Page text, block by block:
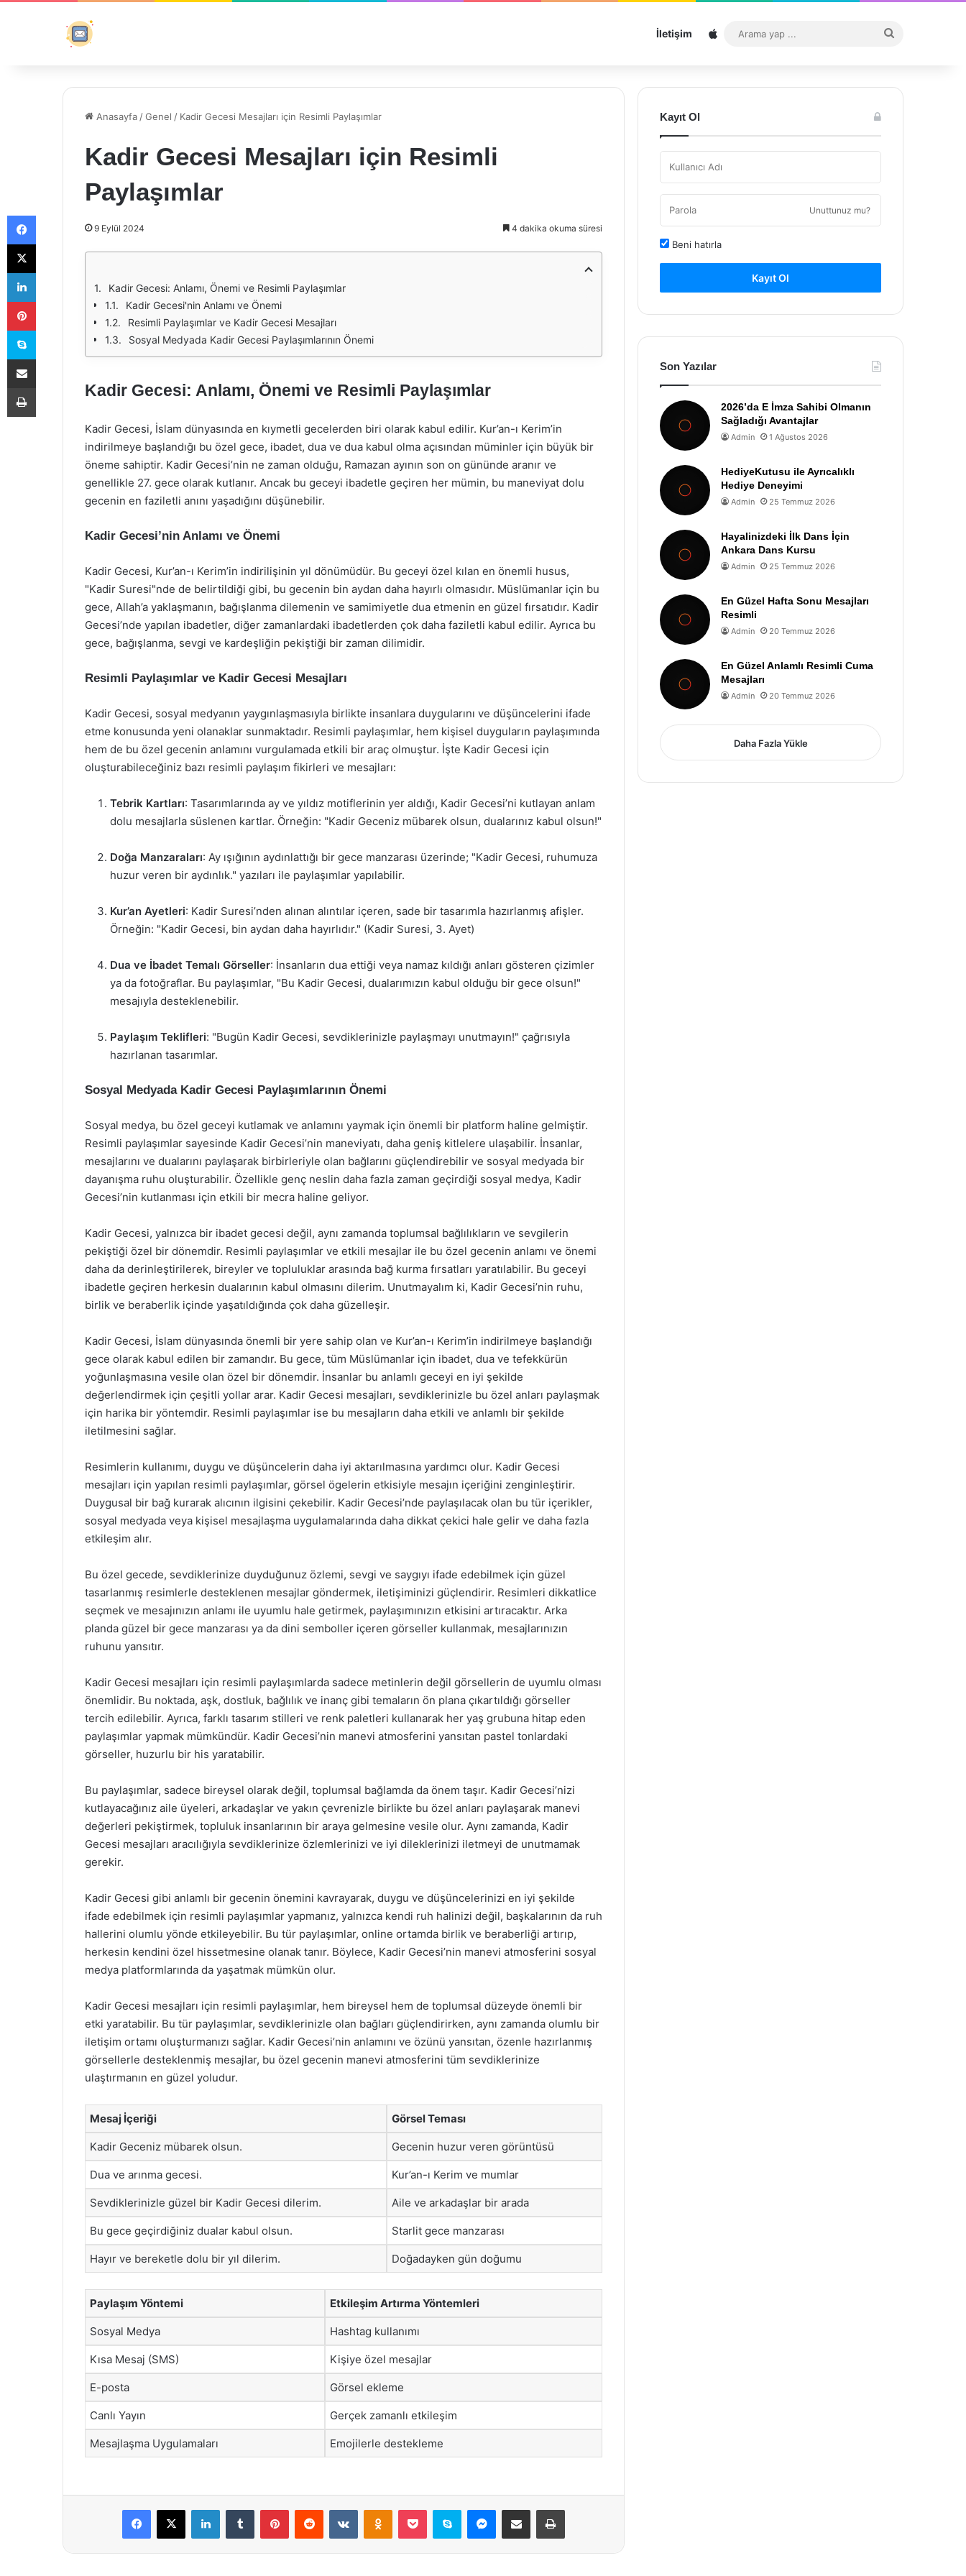
İletişim Sitemap
...
Anasayfa /Genel / Kadir Gecesi Mesajları için Resimli Paylaşımlar
Kadir Gecesi Mesajları için Resimli
Paylaşımlar
9 Eylül 2024 4 dakika okuma süresi
Kadir Gecesi: Anlamı, Önemi ve Resimli Paylaşımlar
Kadir Gecesi'nin Anlamı ve Önemi
Resimli Paylaşımlar ve Kadir Gecesi Mesajları
Sosyal Medyada Kadir Gecesi Paylaşımlarının Önemi
Kadir Gecesi: Anlamı, Önemi ve Resimli Paylaşımlar
Kadir Gecesi, İslam dünyasında en kıymetli gecelerden biri olarak kabul edilir. Kur’an-ı Kerim’in
indirilmeye başlandığı bu özel gece, ibadet, dua ve dua kabul olma açısından müminler için büyük bir
öneme sahiptir. Kadir Gecesi’nin ne zaman olduğu, Ramazan ayının son on gününde aranır ve
genellikle 27. gece olarak kutlanır. Ancak bu geceyi ibadetle geçiren her mümin, bu maneviyat dolu
gecenin en faziletli anını yaşadığını düşünebilir.
Kadir Gecesi’nin Anlamı ve Önemi
Kadir Gecesi, Kur’an-ı Kerim’in indirilişinin yıl dönümüdür. Bu geceyi özel kılan en önemli husus,
"Kadir Suresi"nde de belirtildiği gibi, bu gecenin bin aydan daha hayırlı olmasıdır. Müslümanlar için bu
gece, Allah’a yaklaşmanın, bağışlanma dilemenin ve samimiyetle dua etmenin en güzel fırsatıdır. Kadir
Gecesi’nde yapılan ibadetler, diğer zamanlardaki ibadetlerden çok daha faziletli kabul edilir. Ayrıca bu
gece, bağışlanma, sevgi ve kardeşliğin pekiştiği bir zaman dilimidir.
Resimli Paylaşımlar ve Kadir Gecesi Mesajları
Kadir Gecesi, sosyal medyanın yaygınlaşmasıyla birlikte insanlara duygularını ve düşüncelerini ifade
etme konusunda yeni olanaklar sunmaktadır. Resimli paylaşımlar, hem kişisel duyguların paylaşımında
hem de bu özel gecenin anlamını vurgulamada etkili bir araç olmuştur. İşte Kadir Gecesi için
oluşturabileceğiniz bazı resimli paylaşım fikirleri ve mesajları:
Tebrik Kartları: Tasarımlarında ay ve yıldız motiflerinin yer aldığı, Kadir Gecesi’ni kutlayan anlam
dolu mesajlarla süslenen kartlar. Örneğin: "Kadir Geceniz mübarek olsun, dualarınız kabul olsun!"
Doğa Manzaraları: Ay ışığının aydınlattığı bir gece manzarası üzerinde; "Kadir Gecesi, ruhumuza
huzur veren bir aydınlık." yazıları ile paylaşımlar yapılabilir.
Kur’an Ayetleri: Kadir Suresi’nden alınan alıntılar içeren, sade bir tasarımla hazırlanmış afişler.
Örneğin: "Kadir Gecesi, bin aydan daha hayırlıdır." (Kadir Suresi, 3. Ayet)
Dua ve İbadet Temalı Görseller: İnsanların dua ettiği veya namaz kıldığı anları gösteren çizimler
ya da fotoğraflar. Bu paylaşımlar, "Bu Kadir Gecesi, dualarımızın kabul olduğu bir gece olsun!"
mesajıyla desteklenebilir.
Paylaşım Teklifleri: "Bugün Kadir Gecesi, sevdiklerinizle paylaşmayı unutmayın!" çağrısıyla
hazırlanan tasarımlar.
Sosyal Medyada Kadir Gecesi Paylaşımlarının Önemi
Sosyal medya, bu özel geceyi kutlamak ve anlamını yaymak için önemli bir platform haline gelmiştir.
Resimli paylaşımlar sayesinde Kadir Gecesi’nin maneviyatı, daha geniş kitlelere ulaşabilir. İnsanlar,
mesajlarını ve dualarını paylaşarak birbirleriyle olan bağlarını güçlendirebilir ve sosyal medyada bir
dayanışma ruhu oluşturabilir. Özellikle genç neslin daha fazla zaman geçirdiği sosyal medya, Kadir
Gecesi’nin kutlanması için etkili bir mecra haline geliyor.
Kadir Gecesi, yalnızca bir ibadet gecesi değil, aynı zamanda toplumsal bağlılıkların ve sevgilerin
pekiştiği özel bir dönemdir. Resimli paylaşımlar ve etkili mesajlar ile bu özel gecenin anlamı ve önemi
daha da derinleştirilerek, bireyler ve topluluklar arasında bağ kurma fırsatları yaratılabilir. Bu geceyi
ibadetle geçiren herkesin dualarının kabul olmasını dilerim. Unutmayalım ki, Kadir Gecesi’nin ruhu,
birlik ve beraberlik içinde yaşatıldığında çok daha güzelleşir.
Kadir Gecesi, İslam dünyasında önemli bir yere sahip olan ve Kur’an-ı Kerim’in indirilmeye başlandığı
gece olarak kabul edilen bir zamandır. Bu gece, tüm Müslümanlar için ibadet, dua ve tefekkürün
yoğunlaşmasına vesile olan özel bir dönemdir. İnsanlar bu anlamlı geceyi en iyi şekilde
değerlendirmek için çeşitli yollar arar. Kadir Gecesi mesajları, sevdiklerinizle bu özel anları paylaşmak
için harika bir yöntemdir. Resimli paylaşımlar ise bu mesajların daha etkili ve anlamlı bir şekilde
iletilmesini sağlar.
Resimlerin kullanımı, duygu ve düşüncelerin daha iyi aktarılmasına yardımcı olur. Kadir Gecesi
mesajları için yapılan resimli paylaşımlar, görsel ögelerin etkisiyle mesajın içeriğini zenginleştirir.
Duygusal bir bağ kurarak alıcının ilgisini çekebilir. Kadir Gecesi’nde paylaşılacak olan bu tür içerikler,
sosyal medyada veya kişisel mesajlaşma uygulamalarında daha dikkat çekici hale gelir ve daha fazla
etkileşim alır.
Bu özel gecede, sevdiklerinize duyduğunuz özlemi, sevgi ve saygıyı ifade edebilmek için güzel
tasarlanmış resimlerle desteklenen mesajlar göndermek, iletişiminizi güçlendirir. Resimleri dikkatlice
seçmek ve mesajınızın anlamı ile uyumlu hale getirmek, paylaşımınızın etkisini artıracaktır. Arka
planda güzel bir gece manzarası ya da dini semboller içeren görseller kullanmak, mesajlarınızın
ruhunu yansıtır.
Kadir Gecesi mesajları için resimli paylaşımlarda sadece metinlerin değil görsellerin de uyumlu olması
önemlidir. Bu noktada, aşk, dostluk, bağlılık ve inanç gibi temaların ön plana çıkartıldığı görseller
tercih edilebilir. Ayrıca, farklı tasarım stilleri ve renk paletleri kullanarak her yaş grubuna hitap eden
paylaşımlar yapmak mümkündür. Kadir Gecesi’nin manevi atmosferini yansıtan pastel tonlardaki
görseller, huzurlu bir his yaratabilir.
Bu paylaşımlar, sadece bireysel olarak değil, toplumsal bağlamda da önem taşır. Kadir Gecesi’nizi
kutlayacağınız aile üyeleri, arkadaşlar ve yakın çevrenizle birlikte bu özel anları paylaşarak manevi
değerleri pekiştirmek, topluluk insanlarının bir araya gelmesine vesile olur. Aynı zamanda, Kadir
Gecesi mesajları aracılığıyla sevdiklerinize özlemlerinizi ve iyi dileklerinizi iletmeyi de unutmamak
gerekir.
Kadir Gecesi gibi anlamlı bir gecenin önemini kavrayarak, duygu ve düşüncelerinizi en iyi şekilde
ifade edebilmek için resimli paylaşımlar yapmanız, yalnızca kendi ruh halinizi değil, başkalarının da ruh
hallerini olumlu yönde etkileyebilir. Bu tür paylaşımlar, online ortamda birlik ve beraberliği artırıp,
herkesin kendini özel hissetmesine olanak tanır. Böylece, Kadir Gecesi’nin manevi atmosferini sosyal
medya platformlarında da yaşatmak mümkün olur.
Kadir Gecesi mesajları için resimli paylaşımlar, hem bireysel hem de toplumsal düzeyde önemli bir
etki yaratabilir. Bu tür paylaşımlar, sevdiklerinizle olan bağları güçlendirirken, aynı zamanda olumlu bir
iletişim ortamı oluşturmanızı sağlar. Kadir Gecesi’nin anlamını ve özünü yansıtan, özenle hazırlanmış
görsellerle desteklenmiş mesajlar, bu özel gecenin manevi atmosferini tüm sevdiklerinize
ulaştırmanın en güzel yoludur.
Mesaj İçeriği Görsel Teması
Kadir Geceniz mübarek olsun. Gecenin huzur veren görüntüsü
Dua ve arınma gecesi. Kur’an-ı Kerim ve mumlar
Sevdiklerinizle güzel bir Kadir Gecesi dilerim. Aile ve arkadaşlar bir arada
Bu gece geçirdiğiniz dualar kabul olsun. Starlit gece manzarası
Hayır ve bereketle dolu bir yıl dilerim. Doğadayken gün doğumu
Paylaşım Yöntemi Etkileşim Artırma Yöntemleri
Sosyal Medya Hashtag kullanımı
Kısa Mesaj (SMS) Kişiye özel mesajlar
E-posta Görsel ekleme
Canlı Yayın Gerçek zamanlı etkileşim
Mesajlaşma Uygulamaları Emojilerle destekleme
Facebook
X LinkedInTumblr PinterestReddit VKontakteOdnoklassniki
Pocket Skype Messenger
E-Posta ile paylaş Yazdır
Kayıt Ol
Unuttunuz mu?
Beni hatırla
Kayıt Ol
Son Yazılar
2026’da E İmza Sahibi Olmanın
Sağladığı Avantajlar
Admin 1 Ağustos 2026
HediyeKutusu ile Ayrıcalıklı
Hediye Deneyimi
Admin 25 Temmuz 2026
Hayalinizdeki İlk Dans İçin
Ankara Dans Kursu
Admin 25 Temmuz 2026
En Güzel Hafta Sonu Mesajları
Resimli
Admin 20 Temmuz 2026
En Güzel Anlamlı Resimli Cuma
Mesajları
Admin 20 Temmuz 2026
Daha Fazla Yükle
Facebook
X
LinkedIn
Pinterest
Skype
E-Posta ile paylaş